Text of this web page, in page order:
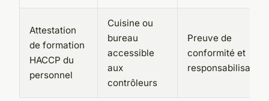
Attestation
de formation
HACCP du
personnel
Cuisine ou
bureau
accessible
aux
contrôleurs
Preuve de
conformité et
responsabilisation